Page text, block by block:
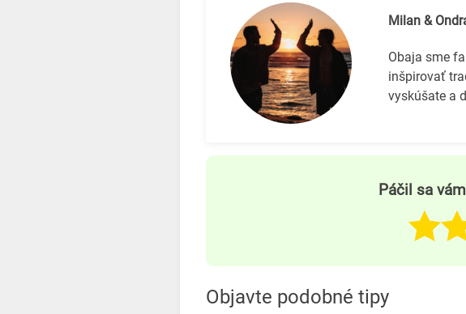
Milan &
Obaja sme
inšpirovať
vyskúšate a
Páčil sa
Objavte podobné tipy